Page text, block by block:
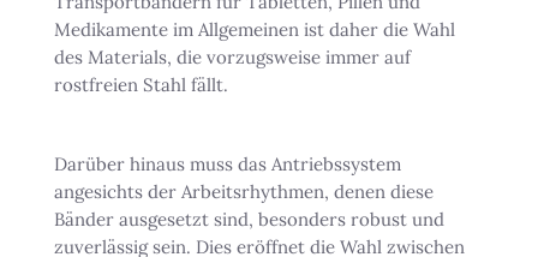
Medikamente im Allgemeinen ist daher die Wahl
des Materials, die vorzugsweise immer auf
rostfreien Stahl fällt.
Darüber hinaus muss das Antriebssystem
angesichts der Arbeitsrhythmen, denen diese
Bänder ausgesetzt sind, besonders robust und
zuverlässig sein. Dies eröffnet die Wahl zwischen